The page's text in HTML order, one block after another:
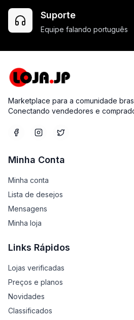
Suporte
Equipe falando português
Marketplace para a comunidade
Conectando vendedores e
Minha Conta
Minha conta
Lista de desejos
Mensagens
Minha loja
Links Rápidos
Lojas verificadas
Preços e planos
Novidades
Classificados